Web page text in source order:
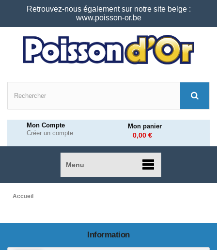
Retrouvez-nous également sur notre site belge :
www.poisson-or.be
Mon Compte
Créer un compte
Mon panier
0,00 €
Menu
Accueil
Information